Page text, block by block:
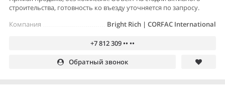
строительства, готовность ко въезду уточняется по запросу.
Bright Rich | CORFAC International
Компания
+7 812 309 •• ••
Обратный звонок